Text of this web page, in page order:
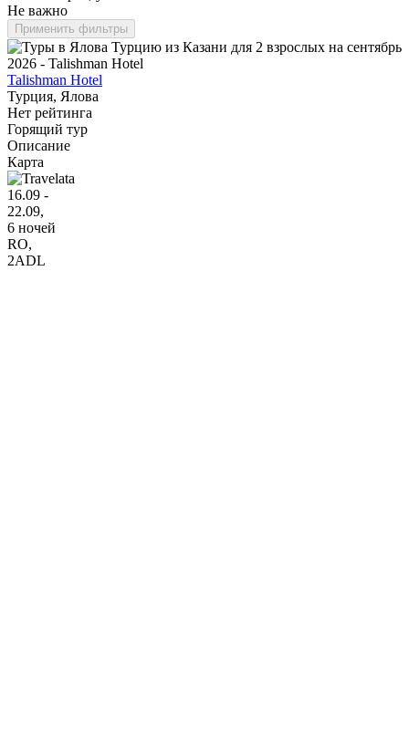
Не важно
Применить фильтры
Talishman Hotel
Турция, Ялова
Нет рейтинга
Горящий тур
Описание
Карта
16.09 -
22.09,
6 ночей
RO,
2ADL